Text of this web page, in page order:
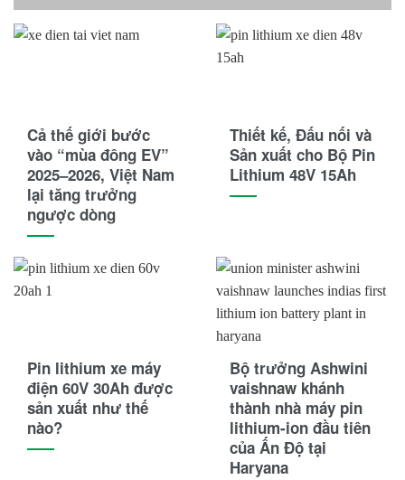
Cả thế giới bước
vào “mùa đông EV”
2025–2026, Việt Nam
lại tăng trưởng
ngược dòng
Thiết kế, Đấu nối và
Sản xuất cho Bộ Pin
Lithium 48V 15Ah
Pin lithium xe máy
điện 60V 30Ah được
sản xuất như thế
nào?
Bộ trưởng Ashwini
vaishnaw khánh
thành nhà máy pin
lithium-ion đầu tiên
của Ấn Độ tại
Haryana